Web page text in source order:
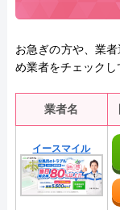
お急ぎの方や、業
め業者をチェックし
業者名
イースマイル